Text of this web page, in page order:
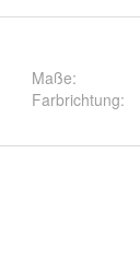
Maße:
Farbrichtung: